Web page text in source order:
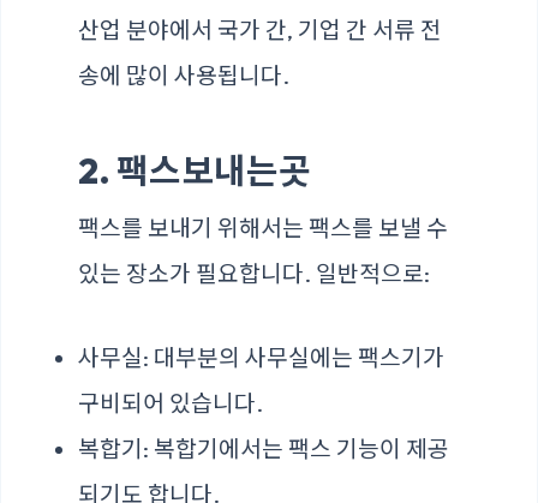
산업 분야에서 국가 간, 기업 간 서류 전
송에 많이 사용됩니다.
2. 팩스보내는곳
팩스를 보내기 위해서는 팩스를 보낼 수
있는 장소가 필요합니다. 일반적으로:
사무실: 대부분의 사무실에는 팩스기가
구비되어 있습니다.
복합기: 복합기에서는 팩스 기능이 제공
되기도 합니다.